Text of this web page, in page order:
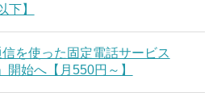
下】
を使った固定電話サービス
開始へ【月550円～】